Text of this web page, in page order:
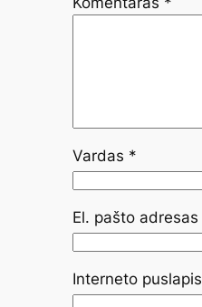
Vardas *
El. pašto adresas
Interneto puslapis